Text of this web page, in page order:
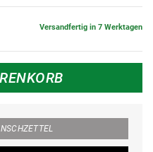
Versandfertig in 7 Werktagen